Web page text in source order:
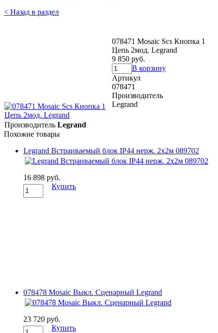
< Назад в раздел
078471 Mosaic Scs Кнопка 1
Цепь 2мод. Legrand
9 850 руб.
В корзину
Артикул
078471
Производитель
Legrand
Производитель Legrand
Похожие товары
Legrand Встраиваемый блок IP44 нерж. 2х2м 089702
16 898 руб.
Купить
078478 Mosaic Выкл. Сценарный Legrand
23 720 руб.
Купить